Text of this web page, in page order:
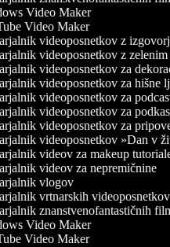
Video Maker
Video Maker
videoposnetkov z
videoposnetkov z zelenim
videoposnetkov za
videoposnetkov za hišne
videoposnetkov za
videoposnetkov za
videoposnetkov za
videoposnetkov »Dan v
videov za makeup tutoriale
videov za nepremičnine
vlogov
vrtnarskih videoposnetkov
znanstvenofantastičnih
Video Maker
Video Maker